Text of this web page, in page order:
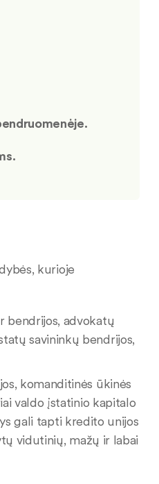
kurioje
bendrijos, advokatų
savininkų bendrijos,
komanditinės ūkinės
valdo įstatinio kapitalo
gali tapti kredito unijos
vidutinių, mažų ir labai